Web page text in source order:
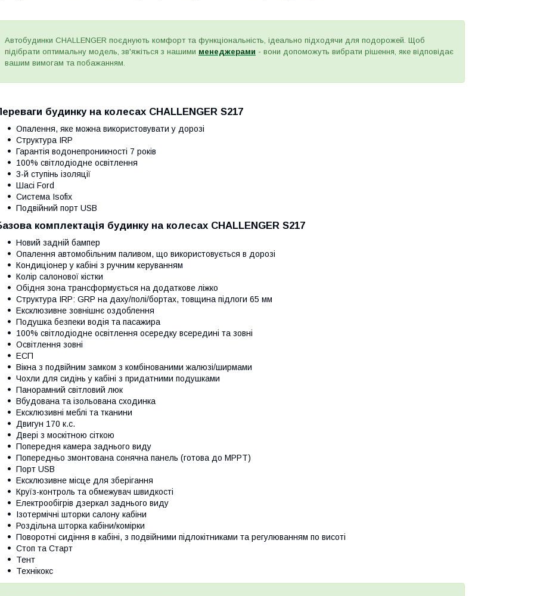
Автобудинки CHALLENGER поєднують комфорт та функціональність, ідеально підходячи для подорожей. Щоб
підібрати оптимальну модель, зв'яжіться з нашими менеджерами - вони допоможуть вибрати рішення, яке відповідає
вашим вимогам та побажанням.
будинку на колесах CHALLENGER S217
Опалення, яке можна використовувати у дорозі
Структура IRP
Гарантія водонепроникності 7 років
100% світлодіодне освітлення
3-й ступінь ізоляції
Шасі Ford
Система Isofix
Подвійний порт USB
комплектація будинку на колесах CHALLENGER S217
Новий задній бампер
Опалення автомобільним паливом, що використовується в дорозі
Кондиціонер у кабіні з ручним керуванням
Колір салонової кістки
Обідня зона трансформується на додаткове ліжко
Структура IRP: GRP на даху/полі/бортах, товщина підлоги 65 мм
Ексклюзивне зовнішнє оздоблення
Подушка безпеки водія та пасажира
100% світлодіодне освітлення осередку всередині та зовні
Освітлення зовні
ЕСП
Вікна з подвійним замком з комбінованими жалюзі/ширмами
Чохли для сидінь у кабіні з придатними подушками
Панорамний світловий люк
Вбудована та ізольована сходинка
Ексклюзивні меблі та тканини
Двигун 170 к.с.
Двері з москітною сіткою
Попередня камера заднього виду
Попередньо змонтована сонячна панель (готова до MPPT)
Порт USB
Ексклюзивне місце для зберігання
Круїз-контроль та обмежувач швидкості
Електрообігрів дзеркал заднього виду
Ізотермічні шторки салону кабіни
Роздільна шторка кабіни/комірки
Поворотні сидіння в кабіні, з подвійними підлокітниками та регулюванням по висоті
Стоп та Старт
Тент
Технікокс